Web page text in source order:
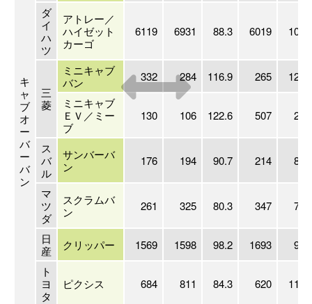
キ
ャ
ブ
オ
ー
バ
ー
バ
ン
ダ
イ
ハ
ツ
アトレー／
ハイゼット
カーゴ
6119 6931 88.3 6019
三
菱
ミニキャブ
バン
332 284 116.9 265
ミニキャブ
ＥＶ／ミー
ブ
130 106 122.6 507
ス
バ
ル
サンバーバ
ン
176 194 90.7 214
マ
ツ
ダ
スクラムバ
ン
261 325 80.3 347
日
産
クリッパー 1569 1598 98.2 1693
ト
ヨ
タ
ピクシス 684 811 84.3 620